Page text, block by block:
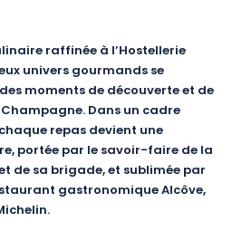
raffinée à l’Hostellerie
univers gourmands se
moments de découverte et de
Dans un cadre
repas devient une
portée par le savoir-faire de la
de sa brigade, et sublimée par
gastronomique Alcôve,